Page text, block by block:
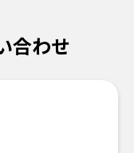
合わせ